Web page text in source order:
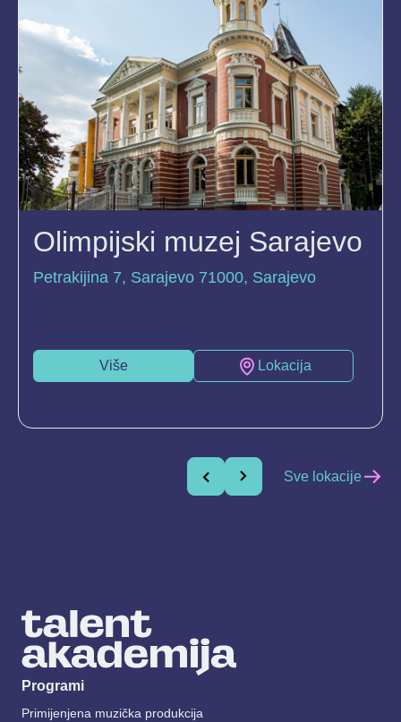
Olimpijski muzej Sarajevo
Petrakijina 7, Sarajevo 71000, Sarajevo
Više Lokacija
Sve lokacije
Programi
Primijenjena muzička produkcija